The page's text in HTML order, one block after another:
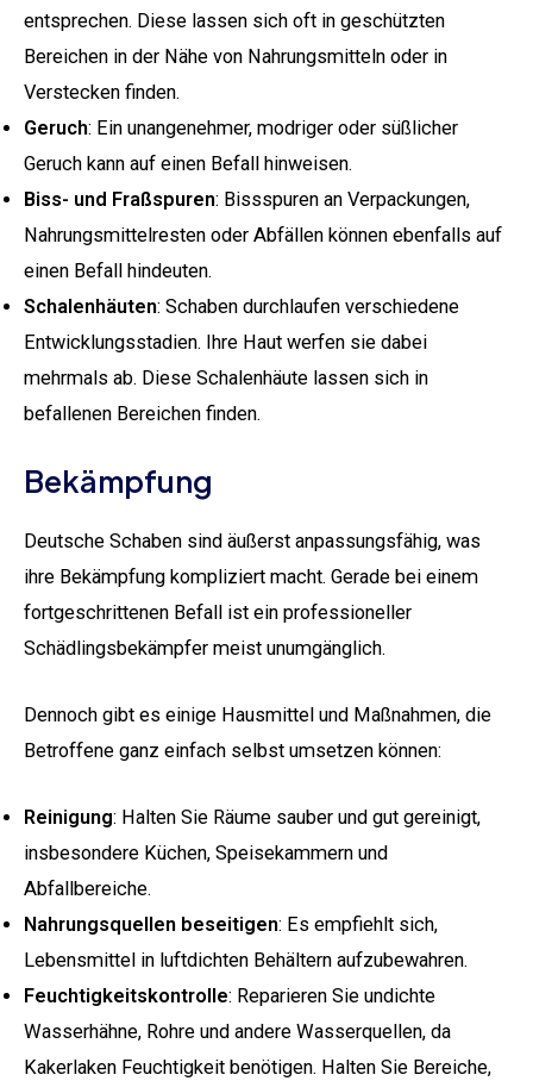
entsprechen. Diese lassen sich oft in geschützten
Bereichen in der Nähe von Nahrungsmitteln oder in
Verstecken finden.
Geruch: Ein unangenehmer, modriger oder süßlicher
Geruch kann auf einen Befall hinweisen.
Biss- und Fraßspuren: Bissspuren an Verpackungen,
Nahrungsmittelresten oder Abfällen können ebenfalls auf
einen Befall hindeuten.
Schalenhäuten: Schaben durchlaufen verschiedene
Entwicklungsstadien. Ihre Haut werfen sie dabei
mehrmals ab. Diese Schalenhäute lassen sich in
befallenen Bereichen finden.
Bekämpfung
Deutsche Schaben sind äußerst anpassungsfähig, was
ihre Bekämpfung kompliziert macht. Gerade bei einem
fortgeschrittenen Befall ist ein professioneller
Schädlingsbekämpfer meist unumgänglich.
Dennoch gibt es einige Hausmittel und Maßnahmen, die
Betroffene ganz einfach selbst umsetzen können:
Reinigung: Halten Sie Räume sauber und gut gereinigt,
insbesondere Küchen, Speisekammern und
Abfallbereiche.
Nahrungsquellen beseitigen: Es empfiehlt sich,
Lebensmittel in luftdichten Behältern aufzubewahren.
Feuchtigkeitskontrolle: Reparieren Sie undichte
Wasserhähne, Rohre und andere Wasserquellen, da
Kakerlaken Feuchtigkeit benötigen. Halten Sie Bereiche,